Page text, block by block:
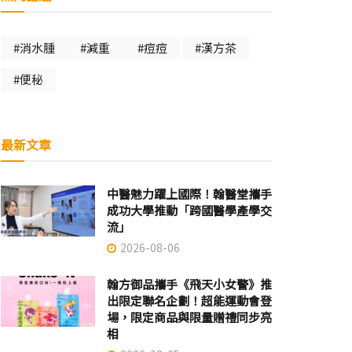
#消水腫 #減重 #痘痘
#漢方茶
#便秘
最新文章
中醫魅力躍上國際！翰醫堂攜手
成功大學推動「跨國醫學產學交
流」
2026-08-06
翰方御品攜手《飛天小女警》推
出限定聯名企劃！超能運動會登
場，限定商品與限量贈禮同步亮
相